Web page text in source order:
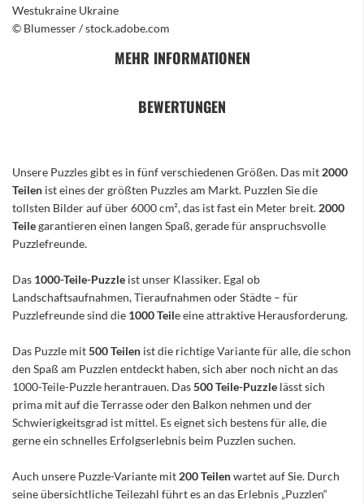
Westukraine Ukraine
© Blumesser / stock.adobe.com
MEHR INFORMATIONEN
BEWERTUNGEN
Unsere Puzzles gibt es in fünf verschiedenen Größen. Das mit 2000
Teilen ist eines der größten Puzzles am Markt. Puzzlen Sie die
tollsten Bilder auf über 6000 cm², das ist fast ein Meter breit. 2000
Teilegarantieren einen langen Spaß, gerade für anspruchsvolle
Puzzlefreunde.
Das 1000-Teile-Puzzle ist unser Klassiker. Egal ob
Landschaftsaufnahmen, Tieraufnahmen oder Städte – für
Puzzlefreunde sind die 1000 Teile eine attraktive Herausforderung.
Das Puzzle mit500 Teilen ist die richtige Variante für alle, die schon
den Spaß am Puzzlen entdeckt haben, sich aber noch nicht an das
1000-Teile-Puzzle herantrauen. Das500 Teile-Puzzle lässt sich
prima mit auf die Terrasse oder den Balkon nehmen und der
Schwierigkeitsgrad ist mittel. Es eignet sich bestens für alle, die
gerne ein schnelles Erfolgserlebnis beim Puzzlen suchen.
Auch unsere Puzzle-Variante mit 200 Teilenwartet auf Sie. Durch
seine übersichtliche Teilezahl führt es an das Erlebnis „Puzzlen“